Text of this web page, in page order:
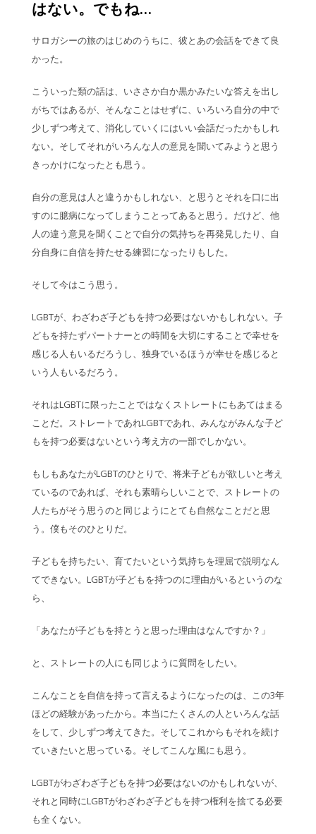
はない。でもね…
サロガシーの旅のはじめのうちに、彼とあの会話をできて良
かった。
こういった類の話は、いささか白か黒かみたいな答えを出し
がちではあるが、そんなことはせずに、いろいろ自分の中で
少しずつ考えて、消化していくにはいい会話だったかもしれ
ない。そしてそれがいろんな人の意見を聞いてみようと思う
きっかけになったとも思う。
自分の意見は人と違うかもしれない、と思うとそれを口に出
すのに臆病になってしまうことってあると思う。だけど、他
人の違う意見を聞くことで自分の気持ちを再発見したり、自
分自身に自信を持たせる練習になったりもした。
そして今はこう思う。
LGBTが、わざわざ子どもを持つ必要はないかもしれない。子
どもを持たずパートナーとの時間を大切にすることで幸せを
感じる人もいるだろうし、独身でいるほうが幸せを感じると
いう人もいるだろう。
それはLGBTに限ったことではなくストレートにもあてはまる
ことだ。ストレートであれLGBTであれ、みんながみんな子ど
もを持つ必要はないという考え方の一部でしかない。
もしもあなたがLGBTのひとりで、将来子どもが欲しいと考え
ているのであれば、それも素晴らしいことで、ストレートの
人たちがそう思うのと同じようにとても自然なことだと思
う。僕もそのひとりだ。
子どもを持ちたい、育てたいという気持ちを理屈で説明なん
てできない。LGBTが子どもを持つのに理由がいるというのな
ら、
「あなたが子どもを持とうと思った理由はなんですか？」
と、ストレートの人にも同じように質問をしたい。
こんなことを自信を持って言えるようになったのは、この3年
ほどの経験があったから。本当にたくさんの人といろんな話
をして、少しずつ考えてきた。そしてこれからもそれを続け
ていきたいと思っている。そしてこんな風にも思う。
LGBTがわざわざ子どもを持つ必要はないのかもしれないが、
それと同時にLGBTがわざわざ子どもを持つ権利を捨てる必要
も全くない。